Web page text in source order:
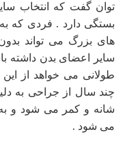
توان گفت که انتخاب
بستگی دارد . فردی که به
های بزرگ می تواند
سایر اعضای بدن داشته
طولانی می خواهد از
چند سال از جراحی به
شانه و کمر می شود و به
می شود .